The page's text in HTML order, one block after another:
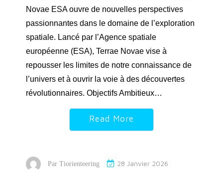
Novae ESA ouvre de nouvelles perspectives
passionnantes dans le domaine de l’exploration
spatiale. Lancé par l’Agence spatiale
européenne (ESA), Terrae Novae vise à
repousser les limites de notre connaissance de
l’univers et à ouvrir la voie à des découvertes
révolutionnaires. Objectifs Ambitieux…
Read More
Par Tiorienteering 28 Janvier 2026